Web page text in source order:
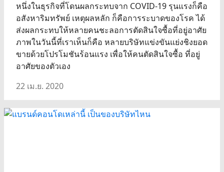
หนึ่งในธุรกิจที่โดนผลกระทบจาก COVID-19 รุนแรงก็คือ
อสังหาริมทรัพย์ เหตุผลหลัก ก็คือการระบาดของโรค ได้
ส่งผลกระทบให้หลายคนชะลอการตัดสินใจซื้อที่อยู่อาศัย
ภาพในวันนี้ที่เราเห็นก็คือ หลายบริษัทแข่งขันแย่งชิงยอด
ขายด้วยโปรโมชันร้อนแรง เพื่อให้คนตัดสินใจซื้อ ที่อยู่
อาศัยของตัวเอง
22 เม.ย. 2020